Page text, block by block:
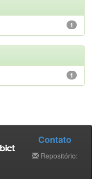
1
1
Contato
Repositório: